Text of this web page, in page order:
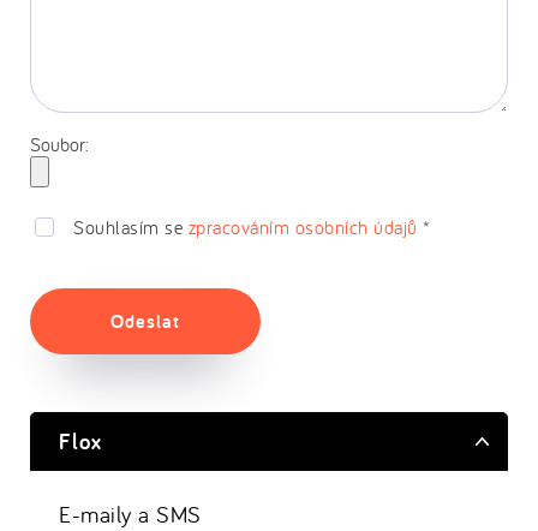
Soubor:
Souhlasím se zpracováním osobních údajů *
Odeslat
Flox
E-maily a SMS